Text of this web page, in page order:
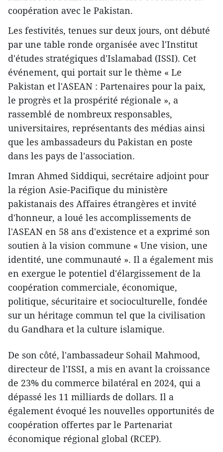
coopération avec le Pakistan.
Les festivités, tenues sur deux jours, ont débuté
par une table ronde organisée avec l'Institut
d'études stratégiques d'Islamabad (ISSI). Cet
événement, qui portait sur le thème « Le
Pakistan et l'ASEAN : Partenaires pour la paix,
le progrès et la prospérité régionale », a
rassemblé de nombreux responsables,
universitaires, représentants des médias ainsi
que les ambassadeurs du Pakistan en poste
dans les pays de l'association.
Imran Ahmed Siddiqui, secrétaire adjoint pour
la région Asie-Pacifique du ministère
pakistanais des Affaires étrangères et invité
d'honneur, a loué les accomplissements de
l'ASEAN en 58 ans d'existence et a exprimé son
soutien à la vision commune « Une vision, une
identité, une communauté ». Il a également mis
en exergue le potentiel d'élargissement de la
coopération commerciale, économique,
politique, sécuritaire et socioculturelle, fondée
sur un héritage commun tel que la civilisation
du Gandhara et la culture islamique.
De son côté, l'ambassadeur Sohail Mahmood,
directeur de l'ISSI, a mis en avant la croissance
de 23% du commerce bilatéral en 2024, qui a
dépassé les 11 milliards de dollars. Il a
également évoqué les nouvelles opportunités de
coopération offertes par le Partenariat
économique régional global (RCEP).